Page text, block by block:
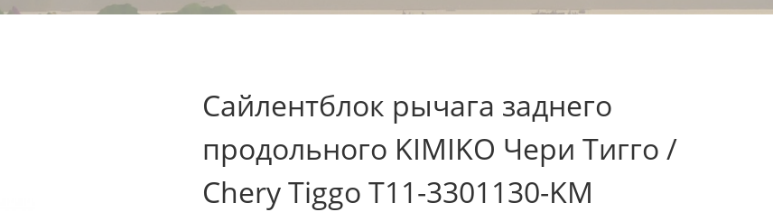
Сайлентблок рычага заднего
продольного KIMIKO Чери Тигго /
Chery Tiggo T11-3301130-KM